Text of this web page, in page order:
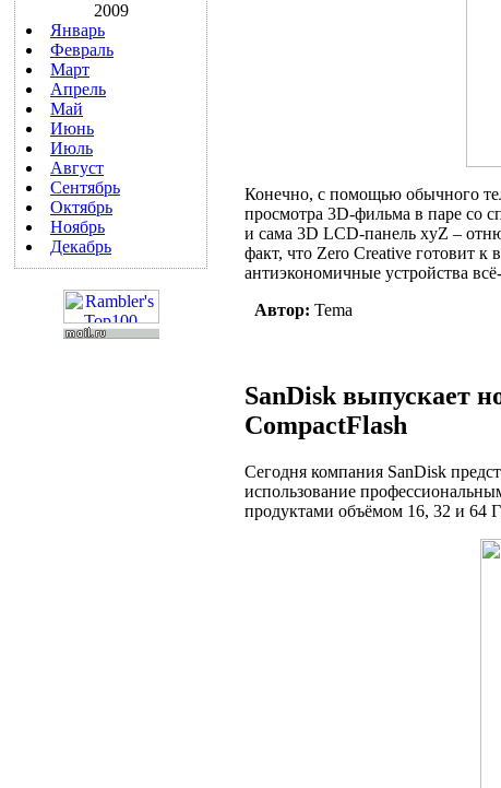
2009
Январь
Февраль
Март
Апрель
Май
Июнь
Июль
Август
Сентябрь
Октябрь
Ноябрь
Декабрь
Конечно, с помощью обычного
просмотра 3D-фильма в паре со
и сама 3D LCD-панель xyZ –
факт, что Zero Creative готовит
антиэкономичные устройства
Автор: Tema
SanDisk выпускает
CompactFlash
Сегодня компания SanDisk
использование
продуктами объёмом 16, 32 и 64